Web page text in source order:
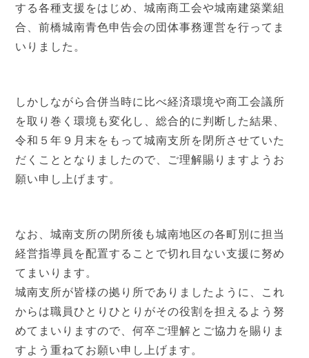
する各種支援をはじめ、城南商工会や城南建築業組
合、前橋城南青色申告会の団体事務運営を行ってま
いりました。
しかしながら合併当時に比べ経済環境や商工会議所
を取り巻く環境も変化し、総合的に判断した結果、
令和５年９月末をもって城南支所を閉所させていた
だくこととなりましたので、ご理解賜りますようお
願い申し上げます。
なお、城南支所の閉所後も城南地区の各町別に担当
経営指導員を配置することで切れ目ない支援に努め
てまいります。
城南支所が皆様の拠り所でありましたように、これ
からは職員ひとりひとりがその役割を担えるよう努
めてまいりますので、何卒ご理解とご協力を賜りま
すよう重ねてお願い申し上げます。